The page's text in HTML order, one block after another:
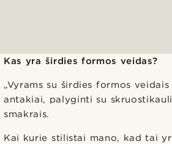
Kas yra širdies formos veidas?
„Vyrams su širdies formos
antakiai, palyginti su
smakrais.
Kai kurie stilistai mano, kad tai